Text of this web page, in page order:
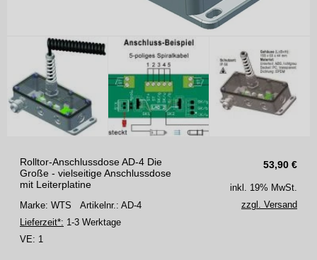
53,90 €
Rolltor-Anschlussdose AD-4 Die
Große - vielseitige Anschlussdose
mit Leiterplatine
Marke: WTS Artikelnr.: AD-4
Lieferzeit*: 1-3 Werktage
VE: 1
inkl. 19% MwSt.
zzgl. Versand